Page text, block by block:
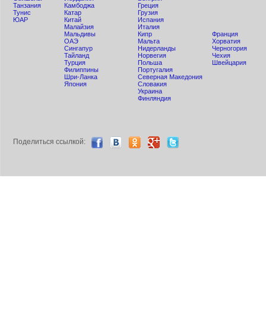
Танзания
Тунис
ЮАР
Камбоджа
Катар
Китай
Малайзия
Мальдивы
ОАЭ
Сингапур
Тайланд
Турция
Филиппины
Шри-Ланка
Япония
Греция
Грузия
Испания
Италия
Кипр
Мальта
Нидерланды
Норвегия
Польша
Португалия
Северная Македония
Словакия
Украина
Финляндия
Франция
Хорватия
Черногория
Чехия
Швейцария
Поделиться ccылкой: